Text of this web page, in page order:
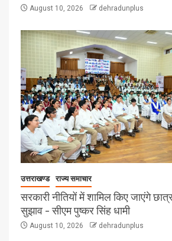
August 10, 2026 dehradunplus
उत्तराखण्ड राज्य समाचार
सरकारी नीतियों में शामिल किए जाएंगे
सुझाव – सीएम पुष्कर सिंह धामी
August 10, 2026 dehradunplus